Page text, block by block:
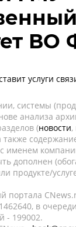
ВО
услуги
системы
анализа
(новости
именем
дополнен
продукте/
портала
в
- 199002.